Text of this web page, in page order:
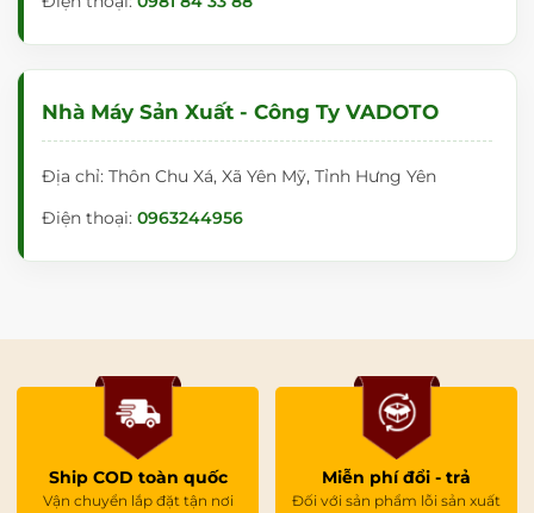
Nhà Máy Sản Xuất - Công Ty VADOTO
Địa chỉ: Thôn Chu Xá, Xã Yên Mỹ, Tỉnh Hưng Yên
Điện thoại: 0963244956
Ship COD toàn quốc
Vận chuyển lắp đặt tận nơi
Miễn phí đổi - trả
Đối với sản phẩm lỗi sản xuất